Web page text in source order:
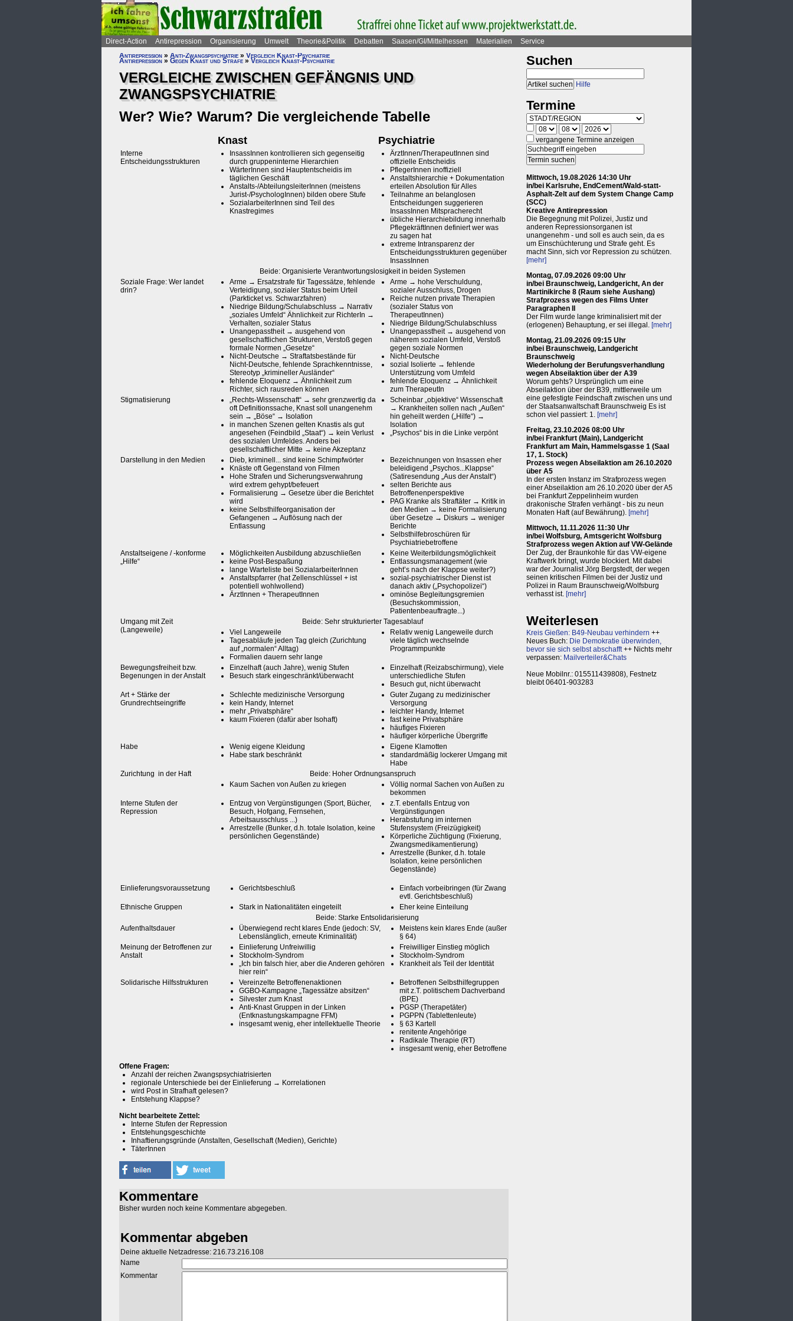
Direct-Action Antirepression Organisierung Umwelt Theorie&Politik Debatten Saasen/GI/Mittelhessen Materialien
Service
Antirepression » Anti-Zwangspsychiatrie » Vergleich Knast-Psychiatrie
Antirepression » Gegen Knast und Strafe » Vergleich Knast-Psychiatrie
VERGLEICHE ZWISCHEN GEFÄNGNIS UND
ZWANGSPSYCHIATRIE
Wer? Wie? Warum? Die vergleichende Tabelle
Knast Psychiatrie
Interne
Entscheidungsstrukturen
InsassInnen kontrollieren sich gegenseitig
durch gruppeninterne Hierarchien
WärterInnen sind Hauptentscheidis im
täglichen Geschäft
Anstalts-/AbteilungsleiterInnen (meistens
Jurist-/PsychologInnen) bilden obere Stufe
SozialarbeiterInnen sind Teil des
Knastregimes
ÄrztInnen/TherapeutInnen sind
offizielle Entscheidis
PflegerInnen inoffiziell
Anstaltshierarchie + Dokumentation
erteilen Absolution für Alles
Teilnahme an belanglosen
Entscheidungen suggerieren
InsassInnen Mitspracherecht
übliche Hierarchiebildung innerhalb
PflegekräftInnen definiert wer was
zu sagen hat
extreme Intransparenz der
Entscheidungsstrukturen gegenüber
InsassInnen
Beide: Organisierte Verantwortungslosigkeit in beiden Systemen
Soziale Frage: Wer landet
drin?
Arme → Ersatzstrafe für Tagessätze, fehlende
Verteidigung, sozialer Status beim Urteil
(Parkticket vs. Schwarzfahren)
Niedrige Bildung/Schulabschluss → Narrativ
„soziales Umfeld“ Ähnlichkeit zur RichterIn →
Verhalten, sozialer Status
Unangepasstheit → ausgehend von
gesellschaftlichen Strukturen, Verstoß gegen
formale Normen „Gesetze“
Nicht-Deutsche → Straftatsbestände für
Nicht-Deutsche, fehlende Sprachkenntnisse,
Stereotyp „krimineller Ausländer“
fehlende Eloquenz → Ähnlichkeit zum
Richter, sich rausreden können
Arme → hohe Verschuldung,
sozialer Ausschluss, Drogen
Reiche nutzen private Therapien
(sozialer Status von
TherapeutInnen)
Niedrige Bildung/Schulabschluss
Unangepasstheit → ausgehend von
näherem sozialen Umfeld, Verstoß
gegen soziale Normen
Nicht-Deutsche
sozial Isolierte → fehlende
Unterstützung vom Umfeld
fehlende Eloquenz → Ähnlichkeit
zum TherapeutIn
Stigmatisierung
„Rechts-Wissenschaft“ → sehr grenzwertig da
oft Definitionssache, Knast soll unangenehm
sein → „Böse“ → Isolation
in manchen Szenen gelten Knastis als gut
angesehen (Feindbild „Staat“) → kein Verlust
des sozialen Umfeldes. Anders bei
gesellschaftlicher Mitte → keine Akzeptanz
Scheinbar „objektive“ Wissenschaft
→ Krankheiten sollen nach „Außen“
hin geheilt werden („Hilfe“) →
Isolation
„Psychos“ bis in die Linke verpönt
Darstellung in den Medien
Dieb, kriminell... sind keine Schimpfwörter
Knäste oft Gegenstand von Filmen
Hohe Strafen und Sicherungsverwahrung
wird extrem gehypt/befeuert
Formalisierung → Gesetze über die Berichtet
wird
keine Selbsthilfeorganisation der
Gefangenen → Auflösung nach der
Entlassung
Bezeichnungen von Insassen eher
beleidigend „Psychos...Klappse“
(Satiresendung „Aus der Anstalt“)
selten Berichte aus
Betroffenenperspektive
PAG Kranke als Straftäter → Kritik in
den Medien → keine Formalisierung
über Gesetze → Diskurs → weniger
Berichte
Selbsthilfebroschüren für
Psychiatriebetroffene
Anstaltseigene / -konforme
„Hilfe“
Möglichkeiten Ausbildung abzuschließen
keine Post-Bespaßung
lange Warteliste bei SozialarbeiterInnen
Anstaltspfarrer (hat Zellenschlüssel + ist
potentiell wohlwollend)
ÄrztInnen + TherapeutInnen
Keine Weiterbildungsmöglichkeit
Entlassungsmanagement (wie
geht’s nach der Klappse weiter?)
sozial-psychiatrischer Dienst ist
danach aktiv („Psychopolizei“)
ominöse Begleitungsgremien
(Besuchskommission,
Patientenbeauftragte...)
Umgang mit Zeit
(Langeweile)
Beide: Sehr strukturierter Tagesablauf
Viel Langeweile
Tagesabläufe jeden Tag gleich (Zurichtung
auf „normalen“ Alltag)
Formalien dauern sehr lange
Relativ wenig Langeweile durch
viele täglich wechselnde
Programmpunkte
Bewegungsfreiheit bzw.
Begenungen in der Anstalt
Einzelhaft (auch Jahre), wenig Stufen
Besuch stark eingeschränkt/überwacht
Einzelhaft (Reizabschirmung), viele
unterschiedliche Stufen
Besuch gut, nicht überwacht
Art + Stärke der
Grundrechtseingriffe
Schlechte medizinische Versorgung
kein Handy, Internet
mehr „Privatsphäre“
kaum Fixieren (dafür aber Isohaft)
Guter Zugang zu medizinischer
Versorgung
leichter Handy, Internet
fast keine Privatsphäre
häufiges Fixieren
häufiger körperliche Übergriffe
Habe
Wenig eigene Kleidung
Habe stark beschränkt
Eigene Klamotten
standardmäßig lockerer Umgang mit
Habe
Zurichtung in der Haft
Beide: Hoher Ordnungsanspruch
Kaum Sachen von Außen zu kriegen
Völlig normal Sachen von Außen zu
bekommen
Interne Stufen der
Repression
Entzug von Vergünstigungen (Sport, Bücher,
Besuch, Hofgang, Fernsehen,
Arbeitsausschluss ...)
Arrestzelle (Bunker, d.h. totale Isolation, keine
persönlichen Gegenstände)
z.T. ebenfalls Entzug von
Vergünstigungen
Herabstufung im internen
Stufensystem (Freizügigkeit)
Körperliche Züchtigung (Fixierung,
Zwangsmedikamentierung)
Arrestzelle (Bunker, d.h. totale
Isolation, keine persönlichen
Gegenstände)
Einlieferungsvoraussetzung Gerichtsbeschluß
Einfach vorbeibringen (für Zwang
evtl. Gerichtsbeschluß)
Ethnische Gruppen
Stark in Nationalitäten eingeteilt
Eher keine Einteilung
Beide: Starke Entsolidarisierung
Aufenthaltsdauer
Überwiegend recht klares Ende (jedoch: SV,
Lebenslänglich, erneute Kriminalität)
Meistens kein klares Ende (außer
§ 64)
Meinung der Betroffenen zur
Anstalt
Einlieferung Unfreiwillig
Stockholm-Syndrom
„Ich bin falsch hier, aber die Anderen gehören
hier rein“
Freiwilliger Einstieg möglich
Stockholm-Syndrom
Krankheit als Teil der Identität
Solidarische Hilfsstrukturen
Vereinzelte Betroffenenaktionen
GGBO-Kampagne „Tagessätze absitzen“
Silvester zum Knast
Anti-Knast Gruppen in der Linken
(Entknastungskampagne FFM)
insgesamt wenig, eher intellektuelle Theorie
Betroffenen Selbsthilfegruppen
mit z.T. politischem Dachverband
(BPE)
PGSP (Therapetäter)
PGPPN (Tablettenleute)
§ 63 Kartell
renitente Angehörige
Radikale Therapie (RT)
insgesamt wenig, eher Betroffene
Offene Fragen:
Anzahl der reichen Zwangspsychiatrisierten
regionale Unterschiede bei der Einlieferung → Korrelationen
wird Post in Strafhaft gelesen?
Entstehung Klappse?
Nicht bearbeitete Zettel:
Interne Stufen der Repression
Entstehungsgeschichte
Inhaftierungsgründe (Anstalten, Gesellschaft (Medien), Gerichte)
TäterInnen
Kommentare
Bisher wurden noch keine Kommentare abgegeben.
Kommentar abgeben
Deine aktuelle Netzadresse: 216.73.216.108
Name
Kommentar
Suchen
Hilfe
Termine
vergangene Termine anzeigen
Mittwoch, 19.08.2026 14:30 Uhr
in/bei Karlsruhe, EndCement/Wald-statt-
Asphalt-Zelt auf dem System Change Camp
(SCC)
Kreative Antirepression
Die Begegnung mit Polizei, Justiz und
anderen Repressionsorganen ist
unangenehm - und soll es auch sein, da es
um Einschüchterung und Strafe geht. Es
macht Sinn, sich vor Repression zu schützen.
[mehr]
Montag, 07.09.2026 09:00 Uhr
in/bei Braunschweig, Landgericht, An der
Martinikirche 8 (Raum siehe Aushang)
Strafprozess wegen des Films Unter
Paragraphen II
Der Film wurde lange kriminalisiert mit der
(erlogenen) Behauptung, er sei illegal. [mehr]
Montag, 21.09.2026 09:15 Uhr
in/bei Braunschweig, Landgericht
Braunschweig
Wiederholung der Berufungsverhandlung
wegen Abseilaktion über der A39
Worum gehts? Ursprünglich um eine
Abseilaktion über der B39, mittlerweile um
eine gefestigte Feindschaft zwischen uns und
der Staatsanwaltschaft Braunschweig Es ist
schon viel passiert: 1. [mehr]
Freitag, 23.10.2026 08:00 Uhr
in/bei Frankfurt (Main), Landgericht
Frankfurt am Main, Hammelsgasse 1 (Saal
17, 1. Stock)
Prozess wegen Abseilaktion am 26.10.2020
über A5
In der ersten Instanz im Strafprozess wegen
einer Abseilaktion am 26.10.2020 über der A5
bei Frankfurt Zeppelinheim wurden
drakonische Strafen verhängt - bis zu neun
Monaten Haft (auf Bewährung). [mehr]
Mittwoch, 11.11.2026 11:30 Uhr
in/bei Wolfsburg, Amtsgericht Wolfsburg
Strafprozess wegen Aktion auf VW-Gelände
Der Zug, der Braunkohle für das VW-eigene
Kraftwerk bringt, wurde blockiert. Mit dabei
war der Journalist Jörg Bergstedt, der wegen
seinen kritischen Filmen bei der Justiz und
Polizei in Raum Braunschweig/Wolfsburg
verhasst ist. [mehr]
Weiterlesen
Kreis Gießen: B49-Neubau verhindern ++
Neues Buch: Die Demokratie überwinden,
bevor sie sich selbst abschafft++ Nichts mehr
verpassen: Mailverteiler&Chats
Neue Mobilnr.: 015511439808), Festnetz
bleibt 06401-903283